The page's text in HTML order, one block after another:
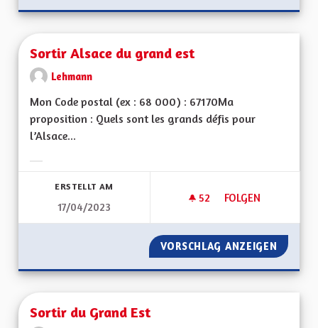
Sortir Alsace du grand est
Lehmann
Mon Code postal (ex : 68 000) : 67170Ma
proposition : Quels sont les grands défis pour
l’Alsace...
ERSTELLT AM
17/04/2023
52 52 FOLLOWER
FOLGEN
SORTIR ALSACE
VORSCHLAG ANZEIGEN
Sortir du Grand Est